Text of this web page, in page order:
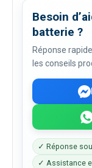
Besoin
batterie ?
Réponse
les conseils
✓ Réponse
✓ Assistance